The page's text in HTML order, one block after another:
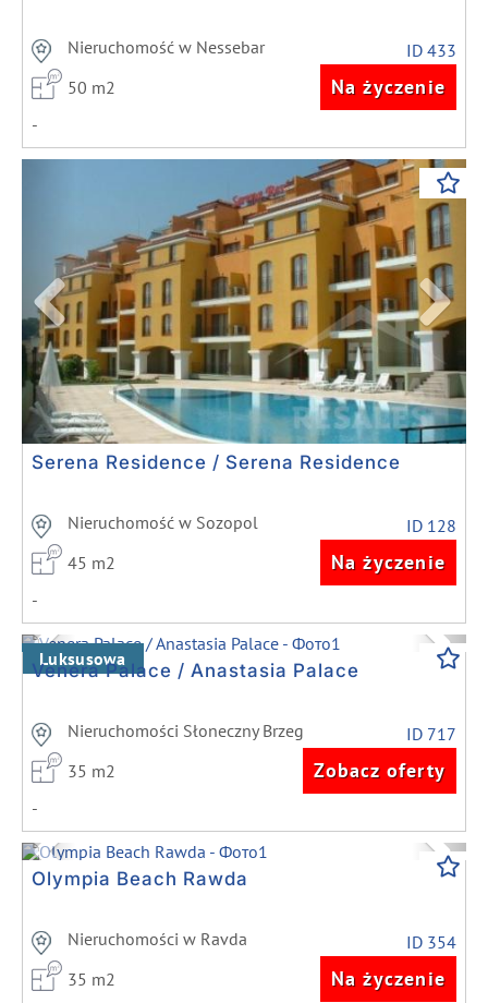
Nieruchomość w Nessebar
ID 433
50 m2
Na życzenie
-
Next
Serena Residence / Serena Residence
Nieruchomość w Sozopol
ID 128
45 m2
Na życzenie
-
Previous Next
Luksusowa
Venera Palace / Anastasia Palace
Nieruchomości Słoneczny Brzeg
ID 717
35 m2
Zobacz oferty
-
Previous Next
Olympia Beach Rawda
Nieruchomości w Ravda
ID 354
35 m2
Na życzenie